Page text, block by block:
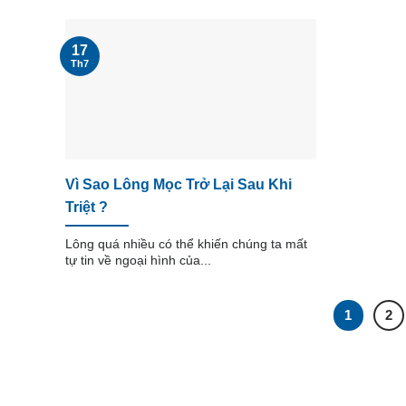
Vì Sao Lông Mọc Trở Lại Sau Khi
Triệt ?
Lông quá nhiều có thể khiến chúng ta mất
tự tin về ngoại hình của...
17
Th7
1 2